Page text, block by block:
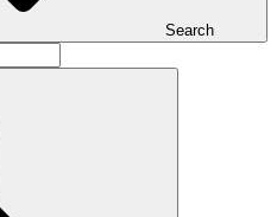
Search